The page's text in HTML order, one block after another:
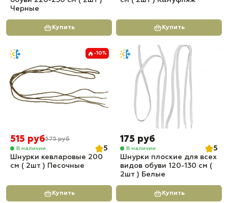
Черные
Купить Купить
-10%
515 руб575 руб
В наличии
5
Шнурки кевларовые 200
см ( 2шт ) Песочные
Купить
175 руб
В наличии
5
Шнурки плоские для всех
видов обуви 120-130 см (
2шт ) Белые
Купить